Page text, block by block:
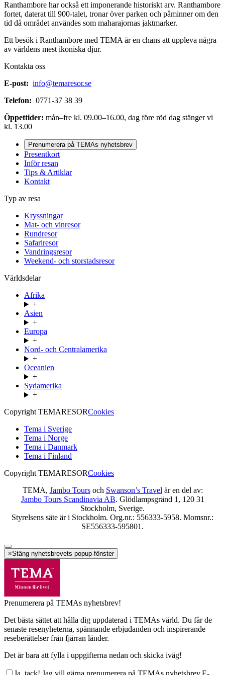
Ranthambore har också ett imponerande historiskt arv. Ranthambore
fortet, daterat till 900-talet, tronar över parken och påminner om den
tid då området användes som maharajornas jaktmarker.
Ett besök i Ranthambore med TEMA är en chans att uppleva några
av världens mest ikoniska djur.
Kontakta oss
E-post: info@temaresor.se
Telefon: 0771-37 38 39
Öppettider: mån–fre kl. 09.00–16.00, dag före röd dag stänger vi
kl. 13.00
Prenumerera på TEMAs nyhetsbrev
Presentkort
Inför resan
Tips & Artiklar
Kontakt
Typ av resa
Kryssningar
Mat- och vinresor
Rundresor
Safariresor
Vandringsresor
Weekend- och storstadsresor
Världsdelar
Afrika
+
Asien
+
Europa
+
Nord- och Centralamerika
+
Oceanien
+
Sydamerika
+
Copyright TEMARESORCookies
Tema i Sverige
Tema i Norge
Tema i Danmark
Tema i Finland
Copyright TEMARESORCookies
TEMA, Jambo Toursoch Swanson’s Travelär en del av:
Jambo Tours Scandinavia AB. Glödlampsgränd 1, 120 31
Stockholm, Sverige.
Styrelsens säte är i Stockholm. Org.nr.: 556333-5958. Momsnr.:
SE556333-595801.
×Stäng nyhetsbrevets popup-fönster
Prenumerera på TEMAs nyhetsbrev!
Det bästa sättet att hålla dig uppdaterad i TEMAs värld. Du får de
senaste resenyheterna, spännande erbjudanden och inspirerande
reseberättelser från fjärran länder.
Det är bara att fylla i uppgifterna nedan och skicka iväg!